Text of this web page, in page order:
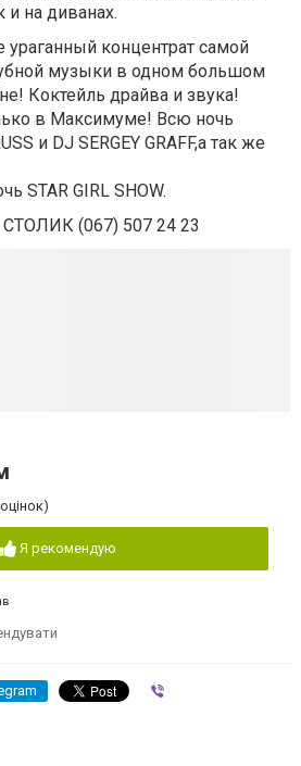
и на диванах.
ураганный концентрат самой
музыки в одном большом
Коктейль драйва и звука!
в Максимуме! Всю ночь
и DJ SERGEY GRAFF,а так же
STAR GIRL SHOW.
(067) 507 24 23
оцінок)
Я рекомендую